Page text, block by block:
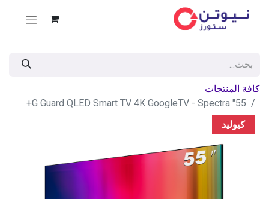
كافة المنتجات
55" G Guard QLED Smart TV 4K GoogleTV - Spectra+
كيوليد